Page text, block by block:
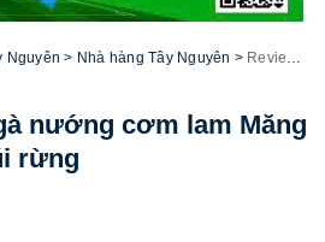
Nguyên > Nhà hàng Tây Nguyên > Review 5 quán gà nướng cơm lam Măng Đen chuẩn vị núi rừng
nướng cơm lam Măng
rừng